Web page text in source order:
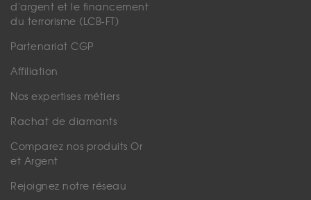
d'argent et le financement
du terrorisme (LCB-FT)
Partenariat CGP
Affiliation
Nos expertises métiers
Rachat de diamants
Comparez nos produits Or
et Argent
Rejoignez notre réseau